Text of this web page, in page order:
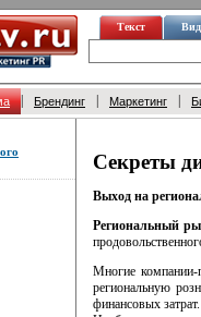
Текст
Брендинг Маркетинг
Секреты
Выход на
Региональный
Многие компании-
региональную
финансовых затрат.